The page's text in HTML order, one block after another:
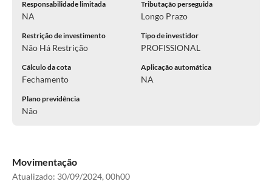
Responsabilidade limitada
NA
Tributação perseguida
Longo Prazo
Restrição de investimento
Não Há Restrição
Tipo de investidor
PROFISSIONAL
Cálculo da cota
Fechamento
Aplicação automática
NA
Plano previdência
Não
Movimentação
Atualizado: 30/09/2024, 00h00